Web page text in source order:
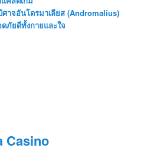
าจอันโดรมาเลียส (Andromalius)
ดภัยดีทั้งกายและใจ
Casino